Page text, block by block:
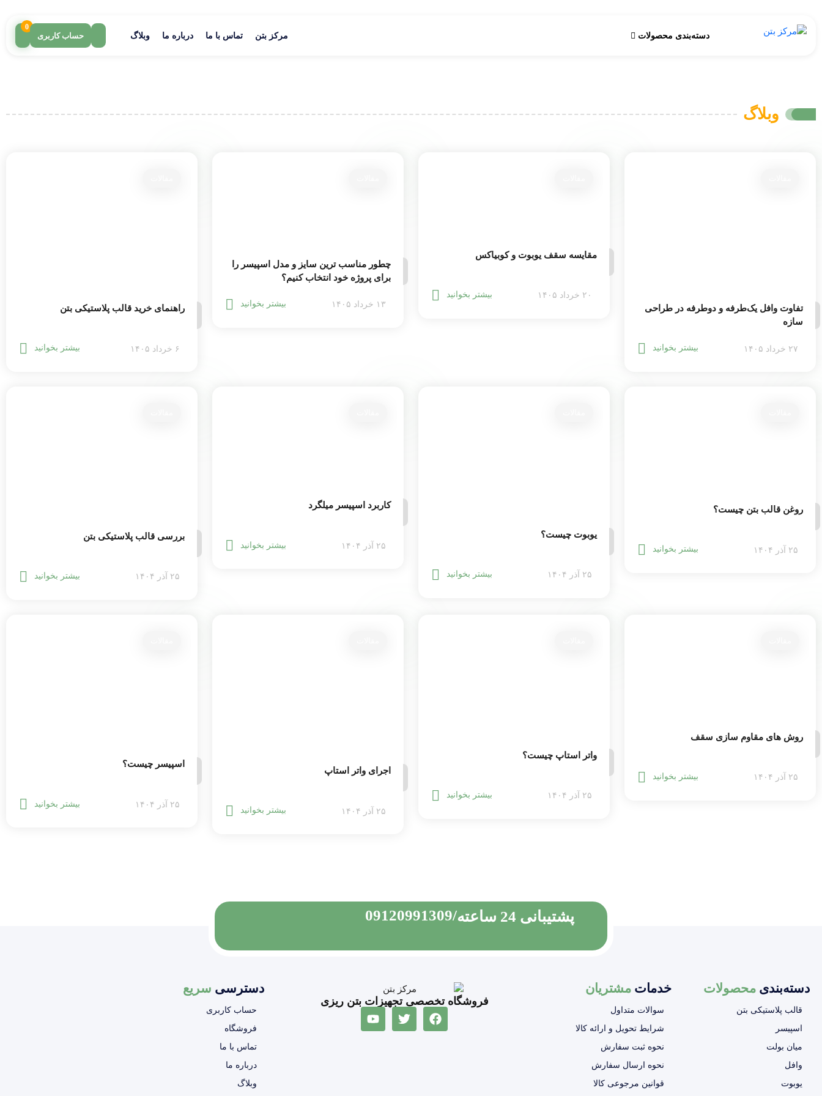
دسته‌بندی محصولات مرکز بتن تماس با ما درباره ما وبلاگ
0
حساب کاربری
وبلاگ
تفاوت وافل یک‌طرفه و دوطرفه در طراحی
سازه
۲۷ خرداد ۱۴۰۵ بیشتر بخوانید
مقایسه سقف یوبوت و کوبیاکس
۲۰ خرداد ۱۴۰۵ بیشتر بخوانید
چطور مناسب ترین سایز و مدل اسپیسر را
برای پروژه خود انتخاب کنیم؟
۱۳ خرداد ۱۴۰۵ بیشتر بخوانید
راهنمای خرید قالب پلاستیکی بتن
۶ خرداد ۱۴۰۵ بیشتر بخوانید
روغن قالب بتن چیست؟
۲۵ آذر ۱۴۰۴ بیشتر بخوانید
یوبوت چیست؟
۲۵ آذر ۱۴۰۴ بیشتر بخوانید
کاربرد اسپیسر میلگرد
۲۵ آذر ۱۴۰۴ بیشتر بخوانید
بررسی قالب پلاستیکی بتن
۲۵ آذر ۱۴۰۴ بیشتر بخوانید
روش های مقاوم سازی سقف
۲۵ آذر ۱۴۰۴ بیشتر بخوانید
واتر استاپ چیست؟
۲۵ آذر ۱۴۰۴ بیشتر بخوانید
اجرای واتر استاپ
۲۵ آذر ۱۴۰۴ بیشتر بخوانید
اسپیسر چیست؟
۲۵ آذر ۱۴۰۴ بیشتر بخوانید
پشتیبانی 24 ساعته /
09120991309
دسته‌بندی محصولات
قالب پلاستیکی بتن
اسپیسر
میان بولت
وافل
یوبوت
خدمات مشتریان
سوالات متداول
شرایط تحویل و ارائه کالا
نحوه ثبت سفارش
نحوه ارسال سفارش
قوانین مرجوعی کالا
فروشگاه تخصصی تجهیزات بتن ریزی
دسترسی سریع
حساب کاربری
فروشگاه
تماس با ما
درباره ما
وبلاگ